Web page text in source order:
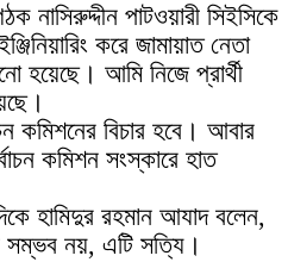
পাটওয়ারী সিইসিকে
করে জামায়াত নেতা
হয়েছে। আমি নিজে প্রার্থী
কমিশনের বিচার হবে। আবার
কমিশন সংস্কারে হাত
হামিদুর রহমান আযাদ বলেন,
সম্ভব নয়, এটি সত্যি।